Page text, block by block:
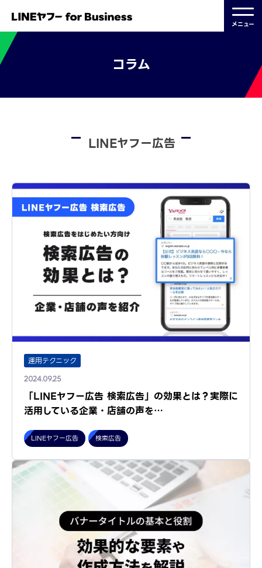
メニュー
コラム
LINEヤフー広告
運用テクニック
2024.09.25
「LINEヤフー広告 検索広告」の効果とは？実際に
活用している企業・店舗の声を…
LINEヤフー広告 検索広告